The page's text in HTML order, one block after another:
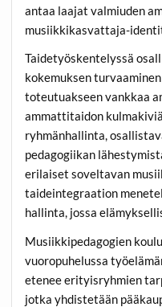
antaa laajat valmiuden
musiikkikasvattaja-
Taidetyöskentelyssä
kokemuksen
toteutuakseen vankkaa
ammattitaidon
ryhmänhallinta,
pedagogiikan
erilaiset soveltavan
taideintegraation
hallinta, jossa
Musiikkipedagogien
vuoropuhelussa
etenee erityisryhmien
jotka yhdistetään